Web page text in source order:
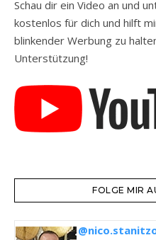
Schau dir ein Video an und
kostenlos für dich und hilft
blinkender Werbung zu
Unterstützung!
FOLGE MIR